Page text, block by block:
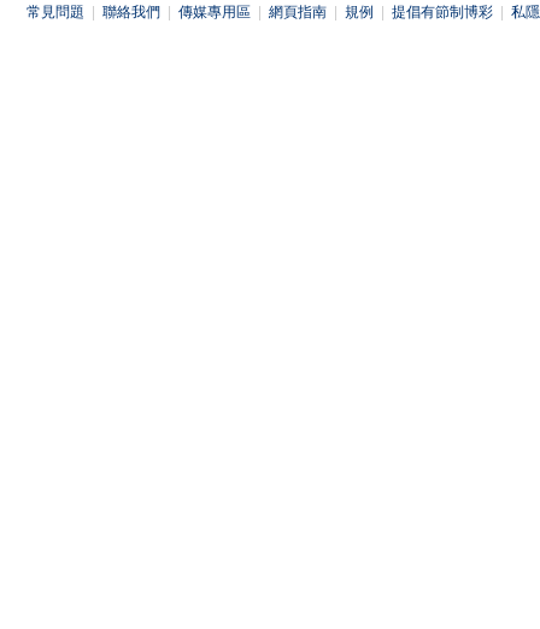
常見問題 聯絡我們 傳媒專用區 網頁指南 規例 提倡有節制博彩 私